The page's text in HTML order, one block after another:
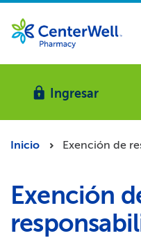
Saltar al contenido
Saltar al contenido del
Ingresar​​
Inicio​​ Exención de
Exención